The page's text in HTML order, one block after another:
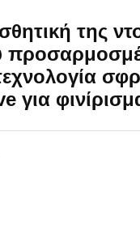
της
για